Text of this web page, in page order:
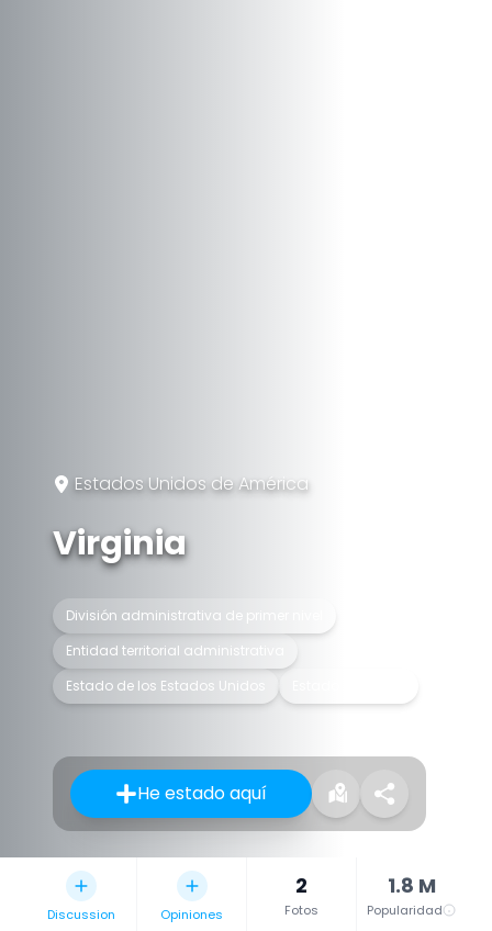
Estados Unidos de América
Virginia
División administrativa de primer nivel
Entidad territorial administrativa
Estado de los Estados Unidos
He estado aquí
Discussion Opiniones
2
Fotos
1.8 M
Popularidad